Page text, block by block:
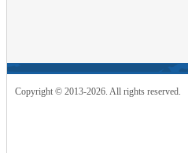
Copyright © 2013-2026. All rights reserved.